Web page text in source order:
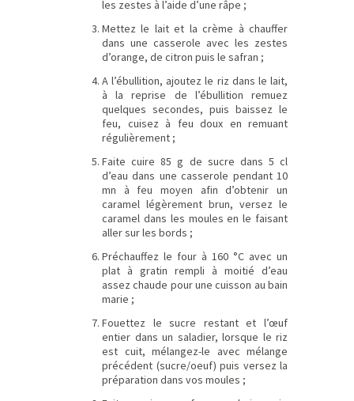
les zestes à l’aide d’une râpe ;
Mettez le lait et la crème à chauffer
dans une casserole avec les zestes
d’orange, de citron puis le safran ;
A l’ébullition, ajoutez le riz dans le lait,
à la reprise de l’ébullition remuez
quelques secondes, puis baissez le
feu, cuisez à feu doux en remuant
régulièrement ;
Faite cuire 85 g de sucre dans 5 cl
d’eau dans une casserole pendant 10
mn à feu moyen afin d’obtenir un
caramel légèrement brun, versez le
caramel dans les moules en le faisant
aller sur les bords ;
Préchauffez le four à 160 °C avec un
plat à gratin rempli à moitié d’eau
assez chaude pour une cuisson au bain
marie ;
Fouettez le sucre restant et l’œuf
entier dans un saladier, lorsque le riz
est cuit, mélangez-le avec mélange
précédent (sucre/oeuf) puis versez la
préparation dans vos moules ;